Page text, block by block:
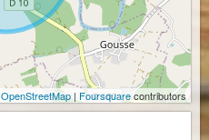
OpenStreetMap| Foursquarecontributors